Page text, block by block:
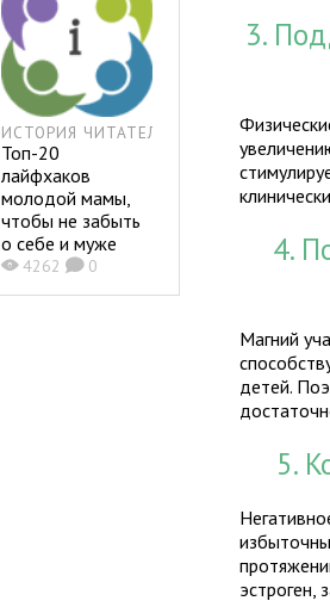
ИСТОРИЯ ЧИТАТЕЛЯ
Топ-20
лайфхаков
молодой мамы,
чтобы не забыть
о себе и муже
X4262K0
3.
4.
Магний
детей.
5.
эстроген,